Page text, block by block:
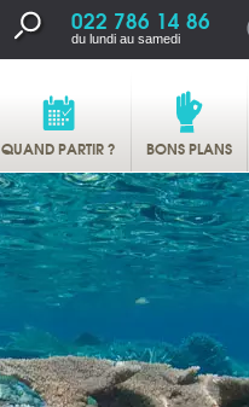
022 786 14 86
du lundi au samedi
QUAND PARTIR ? BONS PLANS